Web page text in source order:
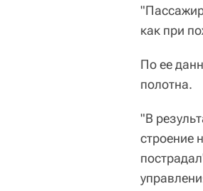
как при
По ее
полотна.
"В
строение